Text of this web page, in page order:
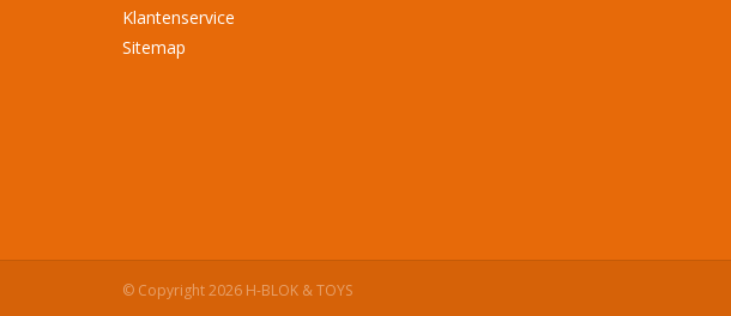
Klantenservice
Sitemap
© Copyright 2026 H-BLOK & TOYS